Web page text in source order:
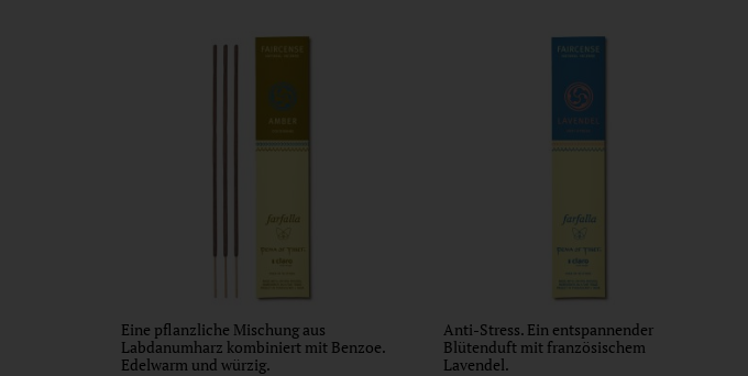
Eine pflanzliche Mischung aus
Labdanumharz kombiniert mit Benzoe.
Edelwarm und würzig.
Anti-Stress. Ein entspannender
Blütenduft mit französischem
Lavendel.